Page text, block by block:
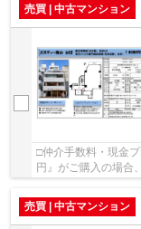
売買 | 中古マンション
□仲介手数料・現金
円』がご購入の場
売買 | 中古マンション